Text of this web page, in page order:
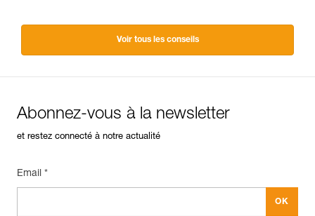
Voir tous les conseils
Abonnez-vous à la newsletter
et restez connecté à notre actualité
Email *